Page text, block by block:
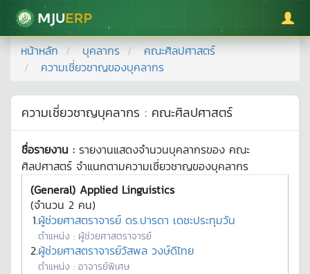
มหาวิทยาลัยแม่โจ้
หน้าหลัก บุคลากร
คณะศิลปศาสตร์
ความเชี่ยวชาญของบุคลากร
ความเชี่ยวชาญบุคลากร : คณะศิลปศาสตร์
ชื่อรายงาน : รายงานแสดงจำนวนบุคลากรของ คณะ
ศิลปศาสตร์ จำแนกตามความเชี่ยวชาญของบุคลากร
(General) Applied Linguistics
(จำนวน 2 คน)
1.ผู้ช่วยศาสตราจารย์ ดร.ปารดา เดชะประทุมวัน
ตำแหน่ง : ผู้ช่วยศาสตราจารย์
2.ผู้ช่วยศาสตราจารย์วัสพล วงษ์ดีไทย
ตำแหน่ง : อาจารย์พิเศษ